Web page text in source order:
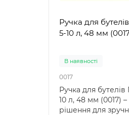
Ручка для
5-10 л, 48 мм
В наявностi
0017
Ручка для
10 л, 48 мм (0017) –
рішення для